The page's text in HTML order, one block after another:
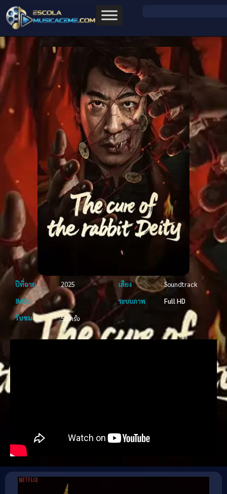
ปีที่ฉาย 2025 เสียง
Soundtrack
IMDb
ระบบภาพ
Full HD
รับชม
53 ครั้ง